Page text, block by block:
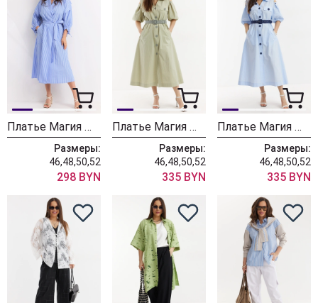
Платье Магия Моды 2720 голубой
Размеры:
46,48,50,52
298 BYN
Платье Магия Моды 2710 зеленый
Размеры:
46,48,50,52
335 BYN
Платье Магия Моды 2710 голубой
Размеры:
46,48,50,52
335 BYN